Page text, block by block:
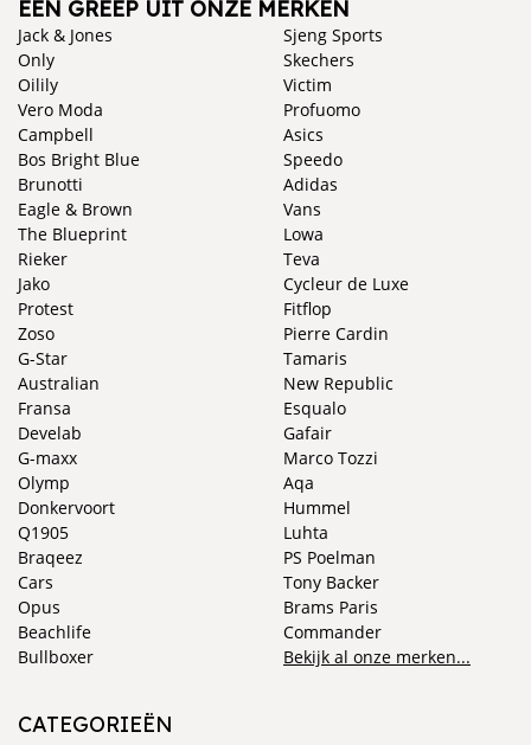
EEN GREEP UIT ONZE MERKEN
Jack & Jones
Only
Oilily
Vero Moda
Campbell
Bos Bright Blue
Brunotti
Eagle & Brown
The Blueprint
Rieker
Jako
Protest
Zoso
Sjeng Sports
Skechers
Victim
Profuomo
Asics
Speedo
Adidas
Vans
Lowa
Teva
Cycleur de Luxe
Fitflop
Pierre Cardin
G-Star
Australian
Fransa
Develab
G-maxx
Olymp
Donkervoort
Q1905
Braqeez
Cars
Opus
Beachlife
Bullboxer
Tamaris
New Republic
Esqualo
Gafair
Marco Tozzi
Aqa
Hummel
Luhta
PS Poelman
Tony Backer
Brams Paris
Commander
Bekijk al onze merken...
CATEGORIEËN